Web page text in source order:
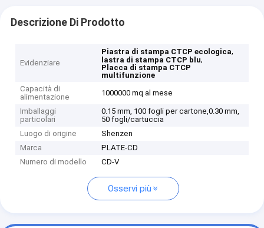
Descrizione Di Prodotto
Evidenziare
Piastra di stampa CTCP ecologica,
lastra di stampa CTCP blu,
Placca di stampa CTCP
multifunzione
Capacità di
alimentazione
1000000 mq al mese
Imballaggi
particolari
0.15 mm, 100 fogli per cartone,0.30 mm,
50 fogli/cartuccia
Luogo di origine
Shenzen
Marca
PLATE-CD
Numero di modello
CD-V
Osservi più